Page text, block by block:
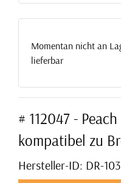
Momentan nicht an
lieferbar
# 112047 -
kompatibel zu
Hersteller-ID: DR-